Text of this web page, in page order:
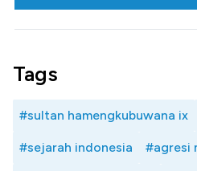
Tags
#sultan hamengkubuwana ix
#sejarah indonesia #agresi